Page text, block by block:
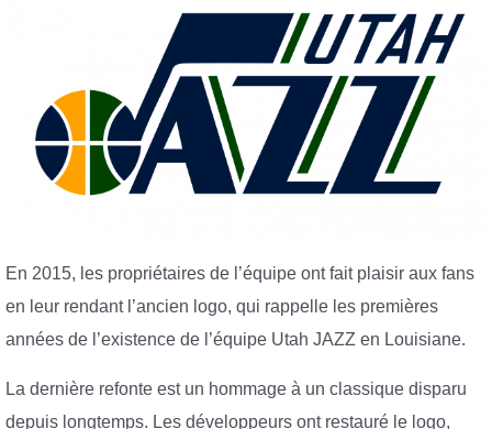
En 2015, les propriétaires de l’équipe ont fait plaisir aux fans
en leur rendant l’ancien logo, qui rappelle les premières
années de l’existence de l’équipe Utah JAZZ en Louisiane.
La dernière refonte est un hommage à un classique disparu
depuis longtemps. Les développeurs ont restauré le logo,